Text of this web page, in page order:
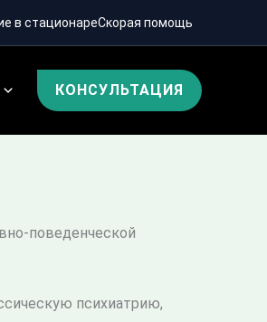
в стационареСкорая помощь
КОНСУЛЬТАЦИЯ
поведенческой
психиатрию,